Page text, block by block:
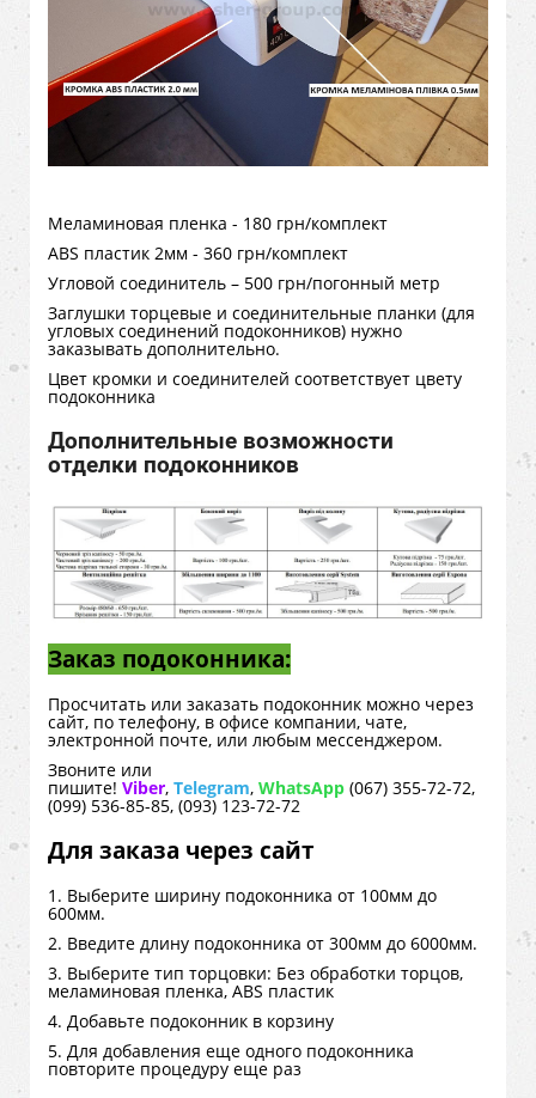
Меламиновая пленка - 180 грн/комплект
ABS пластик 2мм - 360 грн/комплект
Угловой соединитель – 500 грн/погонный метр
Заглушки торцевые и соединительные планки (для
угловых соединений подоконников) нужно
заказывать дополнительно.
Цвет кромки и соединителей соответствует цвету
подоконника
Дополнительные возможности
отделки подоконников
Заказ подоконника:
Просчитать или заказать подоконник можно через
сайт, по телефону, в офисе компании, чате,
электронной почте, или любым мессенджером.
Звоните или
пишите! Viber, Telegram, WhatsApp (067) 355-72-72,
(099) 536-85-85, (093) 123-72-72
Для заказа через сайт
1. Выберите ширину подоконника от 100мм до
600мм.
2. Введите длину подоконника от 300мм до 6000мм.
3. Выберите тип торцовки: Без обработки торцов,
меламиновая пленка, ABS пластик
4. Добавьте подоконник в корзину
5. Для добавления еще одного подоконника
повторите процедуру еще раз